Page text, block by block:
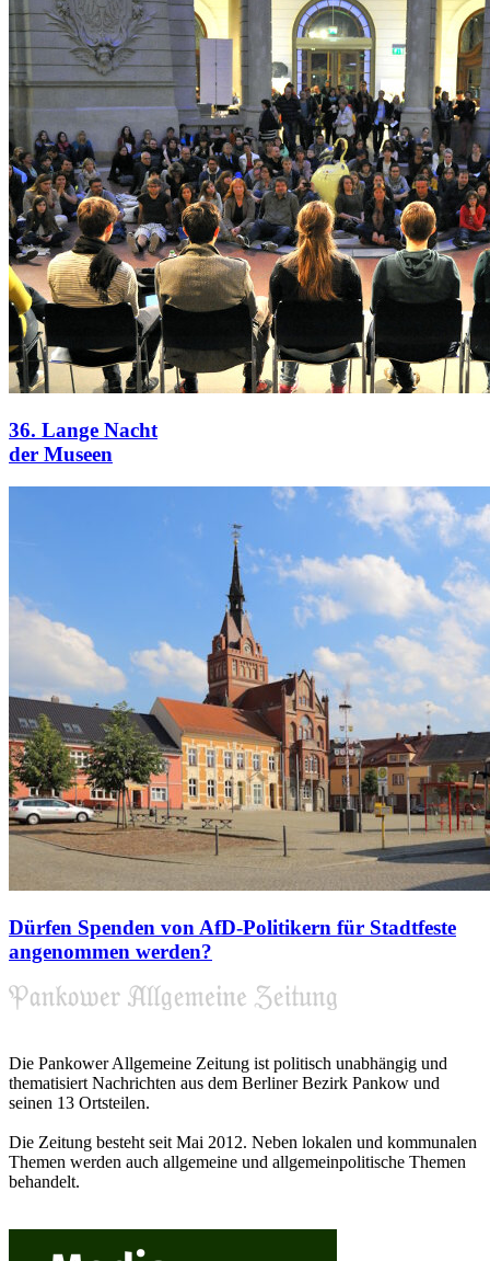
36. Lange Nacht
der Museen
Dürfen Spenden von AfD-Politikern für Stadtfeste
angenommen werden?
Die Pankower Allgemeine Zeitung ist politisch unabhängig und
thematisiert Nachrichten aus dem Berliner Bezirk Pankow und
seinen 13 Ortsteilen.
Die Zeitung besteht seit Mai 2012. Neben lokalen und kommunalen
Themen werden auch allgemeine und allgemeinpolitische Themen
behandelt.